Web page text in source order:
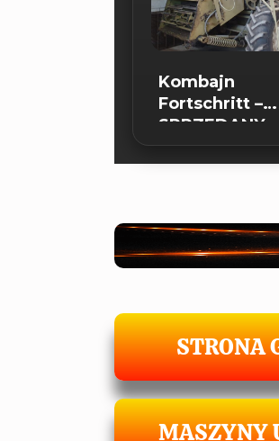
Kombajn
Fortschritt –
SPRZEDANY
STRONA
MASZYNY